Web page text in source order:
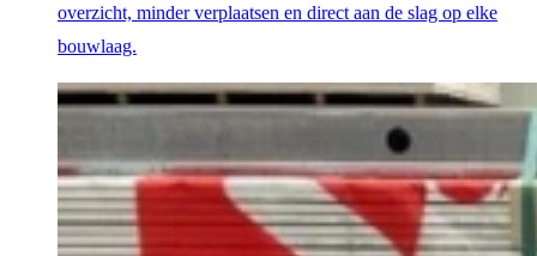
overzicht, minder verplaatsen en direct aan de slag op elke
bouwlaag.